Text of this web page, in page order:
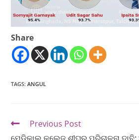
Share
TAGS:ANGUL
Previous Post